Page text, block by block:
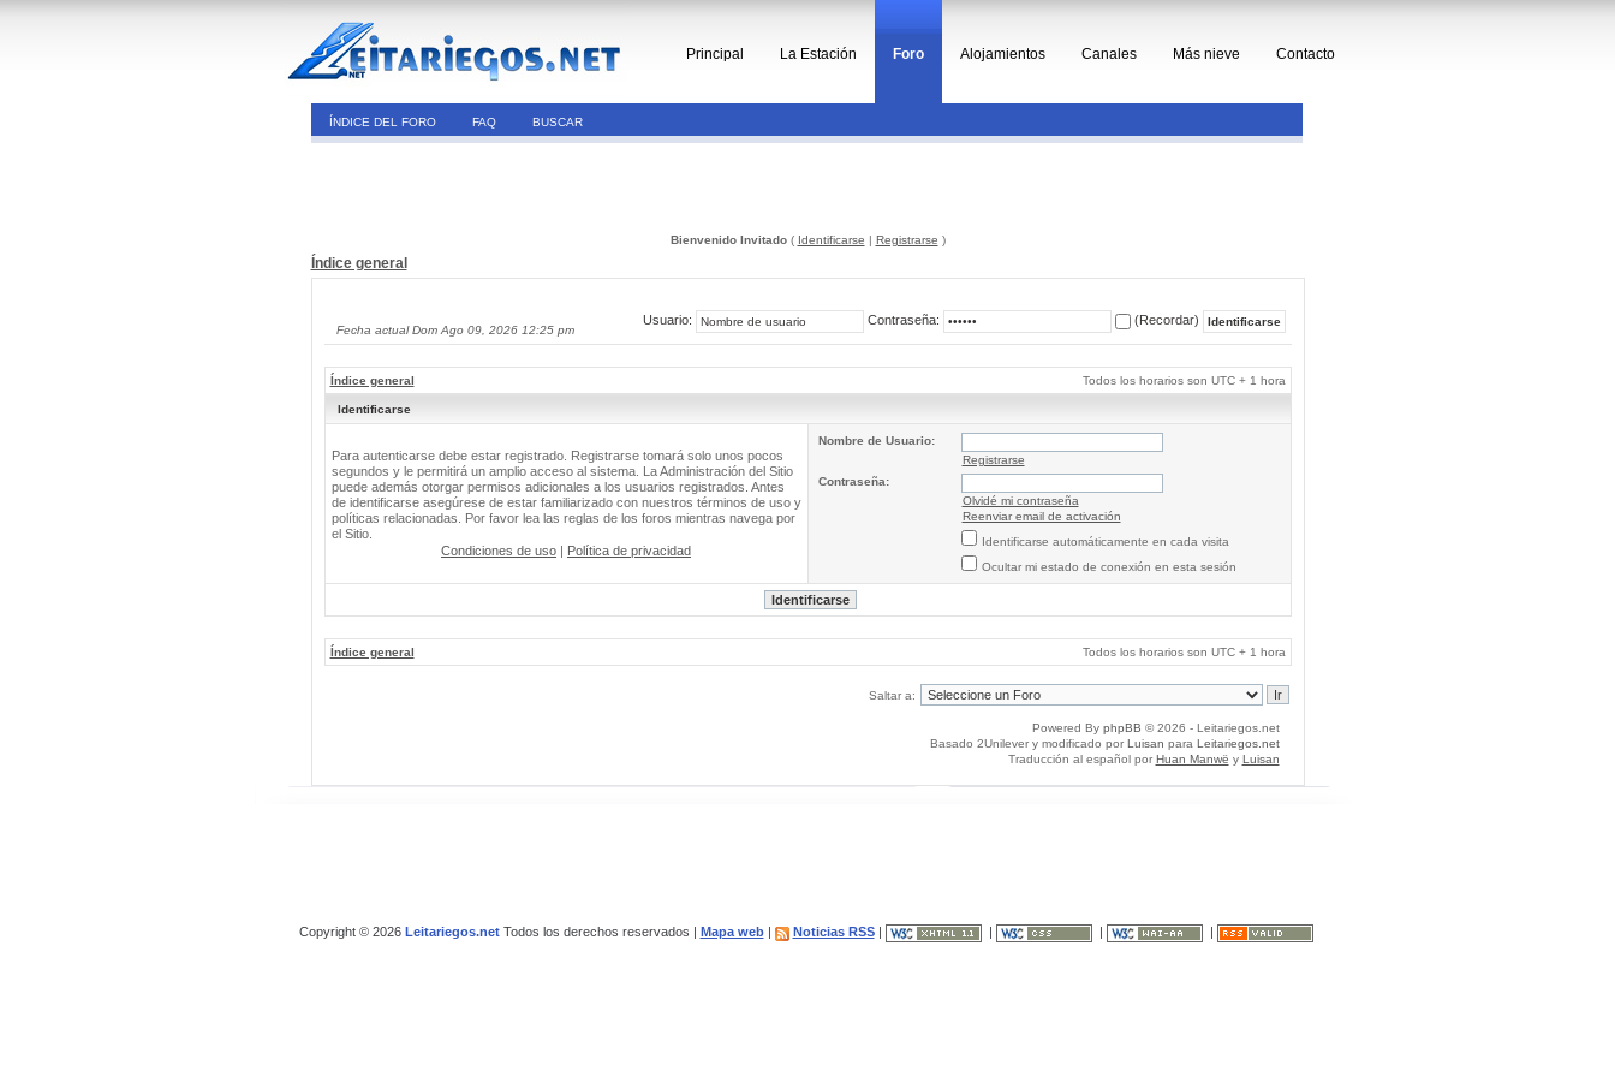
Principal La Estación Foro Alojamientos Canales Más nieve Contacto
ÍNDICE DEL FORO FAQ BUSCAR
Bienvenido Invitado( Identificarse | Registrarse )
Índice general
Fecha actual Dom Ago 09, 2026 12:25 pm
Usuario: Contraseña: (Recordar)
Índice general Todos los horarios son UTC + 1 hora
Identificarse
Para autenticarse debe estar registrado. Registrarse tomará solo unos pocos
segundos y le permitirá un amplio acceso al sistema. La Administración del Sitio
puede además otorgar permisos adicionales a los usuarios registrados. Antes
de identificarse asegúrese de estar familiarizado con nuestros términos de uso y
políticas relacionadas. Por favor lea las reglas de los foros mientras navega por
el Sitio.
Condiciones de uso | Política de privacidad
Nombre de Usuario:
Registrarse
Contraseña:
Olvidé mi contraseña
Reenviar email de activación
Identificarse automáticamente en cada visita
Ocultar mi estado de conexión en esta sesión
Índice general Todos los horarios son UTC + 1 hora
Saltar a:
Powered By phpBB © 2026 - Leitariegos.net
Basado 2Unilever y modificado por Luisan para Leitariegos.net
Traducción al español por Huan Manwë y Luisan
Copyright © 2026 Leitariegos.netTodos los derechos reservados | Mapa web| Noticias RSS|